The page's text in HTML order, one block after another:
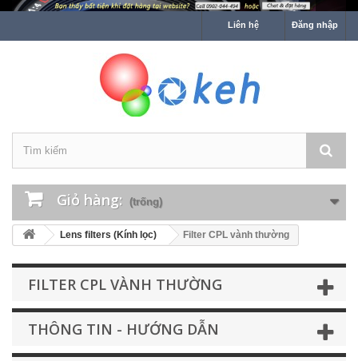
Đăng nhập
Liên hệ
Giỏ hàng: (trống)
Lens filters (Kính lọc) Filter CPL vành thường
FILTER CPL VÀNH THƯỜNG
THÔNG TIN - HƯỚNG DẪN